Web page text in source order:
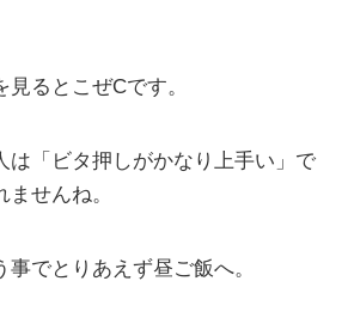
るとこぜCです。
は「ビタ押しがかなり上手い」で
せんね。
でとりあえず昼ご飯へ。